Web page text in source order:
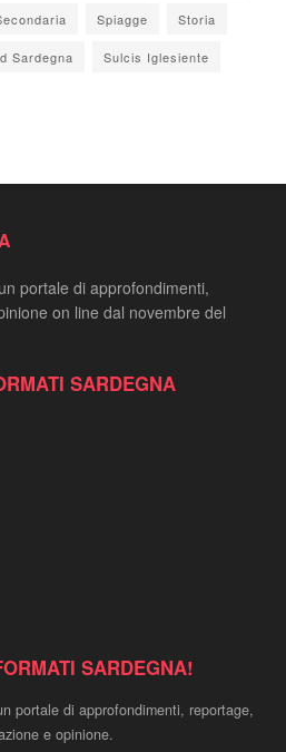
Spiagge Storia
Sardegna Sulcis Iglesiente
portale di approfondimenti,
on line dal novembre del
SARDEGNA
SARDEGNA!
portale di approfondimenti, reportage,
e opinione.